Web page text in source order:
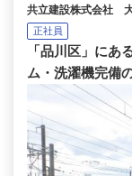
共立建設株式会社
正社員
「品川区」にあ
ム・洗濯機完備